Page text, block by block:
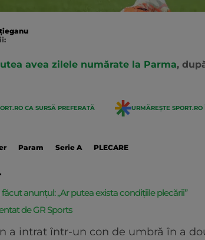
avea zilele numărate la Parma,
CA SURSĂ PREFERATĂ URMĂREȘTE
Param Serie A PLECARE
anunțul: „Ar putea exista condițiile plecării”
de GR Sports
a intrat într-un con de umbră în a